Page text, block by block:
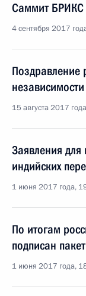
Саммит БРИКС
4 сентября 2017
Поздравление
15 августа 2017
Заявления для
индийских
1 июня 2017 года,
По итогам
подписан
1 июня 2017 года,